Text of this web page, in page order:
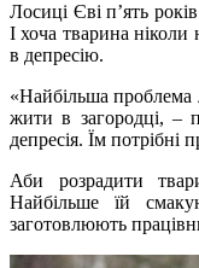
Лосиці Єві п’ять
І хоча тварина ніколи
в депресію.
«Найбільша проблема
жити в загородці, –
депресія. Їм потрібні
Аби розрадити
Найбільше їй
заготовлюють